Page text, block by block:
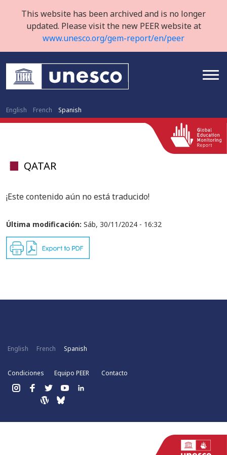
This website has been archived and is no longer
updated. Please visit the new PEER website at
www.unesco.org/gem-report/en/peer
English French Spanish
QATAR
¡Este contenido aún no está traducido!
Última modificación: Sáb, 30/11/2024 - 16:32
English French Spanish
Condiciones Equipo PEER Contacto